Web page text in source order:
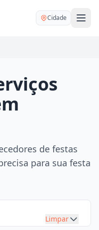
Cidade
de festas
para sua festa
Limpar